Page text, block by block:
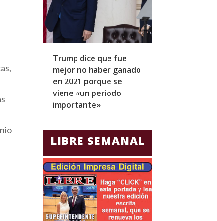
Trump dice que fue
mejor no haber ganado
en 2021 porque se
viene «un periodo
importante»
LIBRE SEMANAL